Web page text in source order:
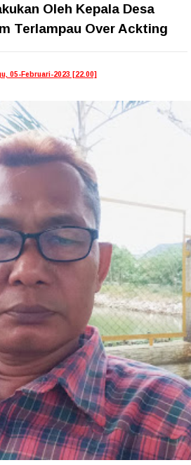
Oleh Kepala Desa
Terlampau Over Ackting
05-Februari-2023 [22.00]